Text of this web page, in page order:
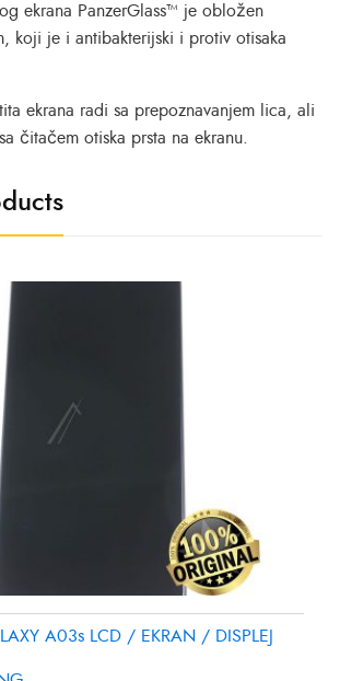
ekrana PanzerGlass™ je obložen
koji je i antibakterijski i protiv otisaka
ekrana radi sa prepoznavanjem lica, ali
čitačem otiska prsta na ekranu.
A03s LCD / EKRAN / DISPLEJ